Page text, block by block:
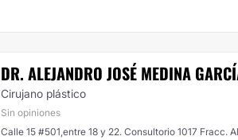
DR. ALEJANDRO JOSÉ MEDINA
Cirujano plástico
Sin opiniones
Calle 15 #501,entre 18 y 22. Consultorio 1017 Fracc.